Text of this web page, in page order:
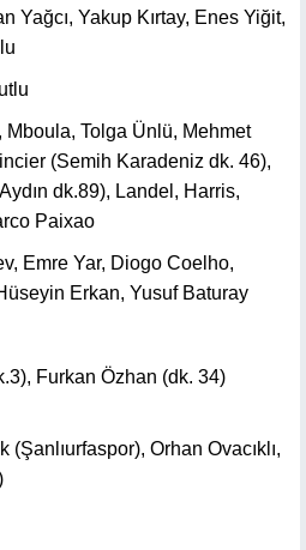
Yağcı, Yakup Kırtay, Enes Yiğit,
Mboula, Tolga Ünlü, Mehmet
(Semih Karadeniz dk. 46),
dk.89), Landel, Harris,
Paixao
Emre Yar, Diogo Coelho,
Erkan, Yusuf Baturay
Furkan Özhan (dk. 34)
(Şanlıurfaspor), Orhan Ovacıklı,